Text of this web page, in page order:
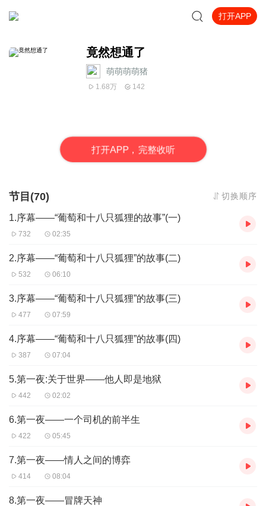
打开APP
竟然想通了
萌萌萌萌猪
1.68万 142
打开APP，完整收听
节目(70) 切换顺序
1.序幕——“葡萄和十八只狐狸的故事”(一)
732 02:35
2.序幕——“葡萄和十八只狐狸”的故事(二)
532 06:10
3.序幕——“葡萄和十八只狐狸”的故事(三)
477 07:59
4.序幕——“葡萄和十八只狐狸”的故事(四)
387 07:04
5.第一夜:关于世界——他人即是地狱
442 02:02
6.第一夜——一个司机的前半生
422 05:45
7.第一夜——情人之间的博弈
414 08:04
8.第一夜——冒牌天神